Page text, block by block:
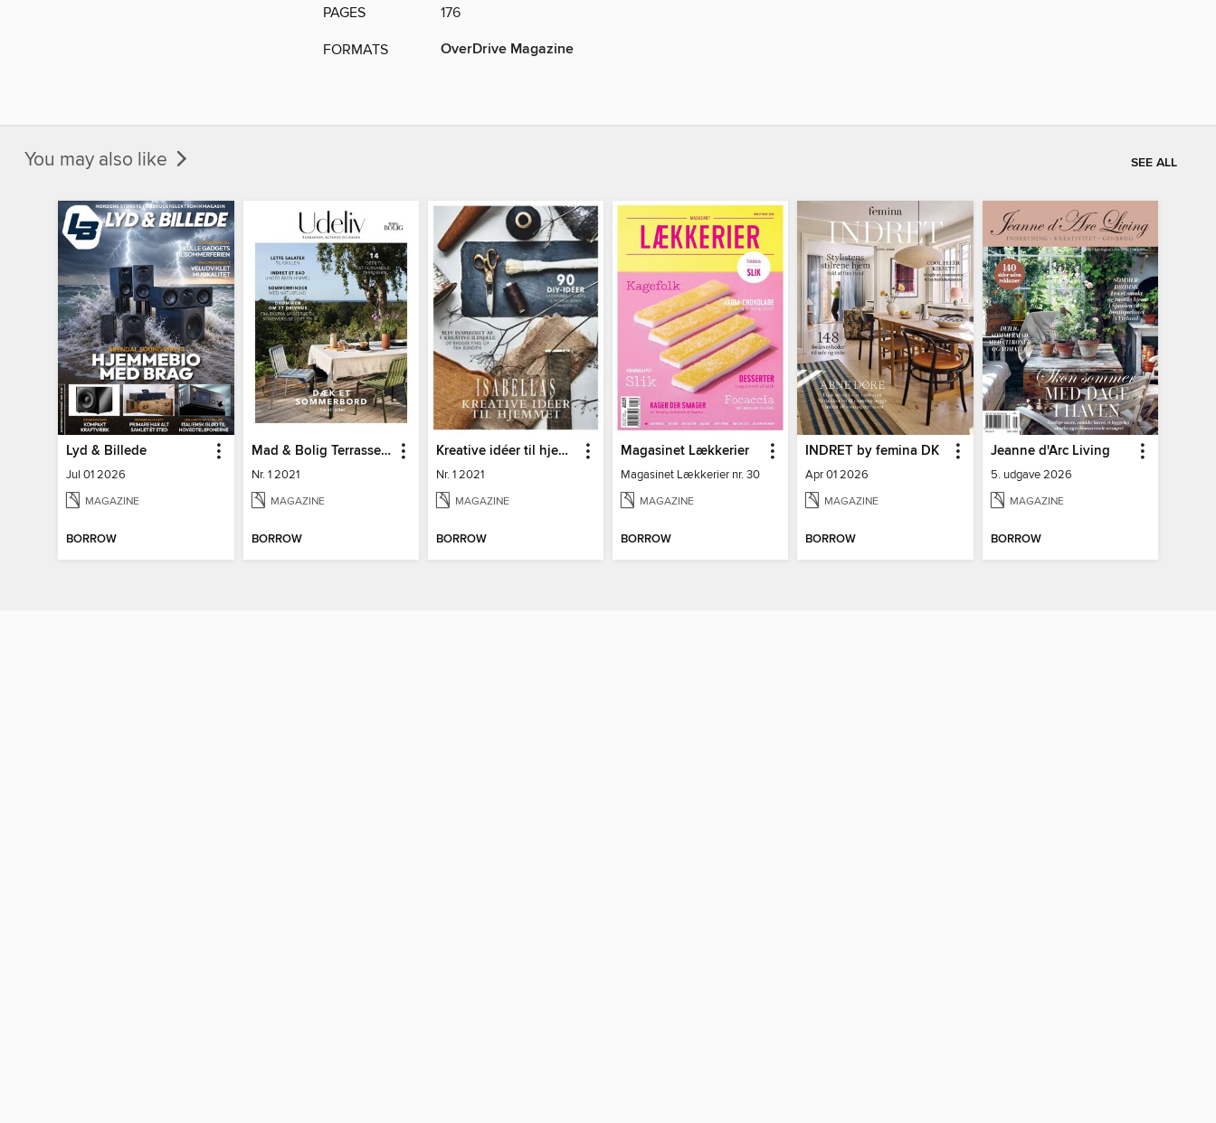
PAGES 176
FORMATS OverDrive Magazine
You may also like SEE ALL
Lyd & Billede
Jul 01 2026
MAGAZINE
BORROW
Mad & Bolig Terrasse og udeliv
Nr. 1 2021
MAGAZINE
BORROW
Kreative idéer til hjemmet
Nr. 1 2021
MAGAZINE
BORROW
Magasinet Lækkerier
Magasinet Lækkerier nr. 30
MAGAZINE
BORROW
INDRET by femina DK
Apr 01 2026
MAGAZINE
BORROW
Jeanne d'Arc Living
5. udgave 2026
MAGAZINE
BORROW